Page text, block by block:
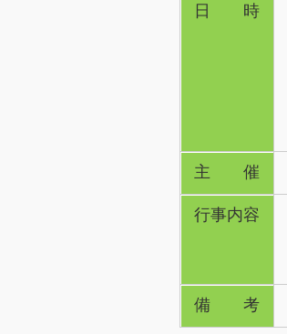
日時
主催
行事内容
備考